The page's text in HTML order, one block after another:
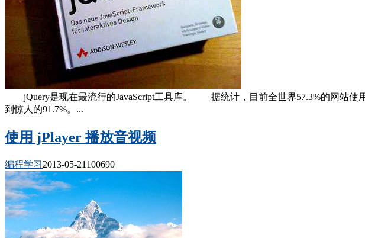
jQuery是现在最流行的JavaScript工具库。 据统计，目前全世界57.3%的网站使
到惊人的91.7%。...
使用 jPlayer 播放音视频
编程学习2013-05-21 100690